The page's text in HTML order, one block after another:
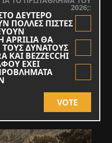
2026;:
ΔΕΥΤΕΡΟ
ΠΟΛΛΕΣ ΠΙΣΤΕΣ
APRILIA ΘΑ
ΔΥΝΑΤΟΥΣ
KAI BEZZECCHI
ΕΧΕΙ
VOTE